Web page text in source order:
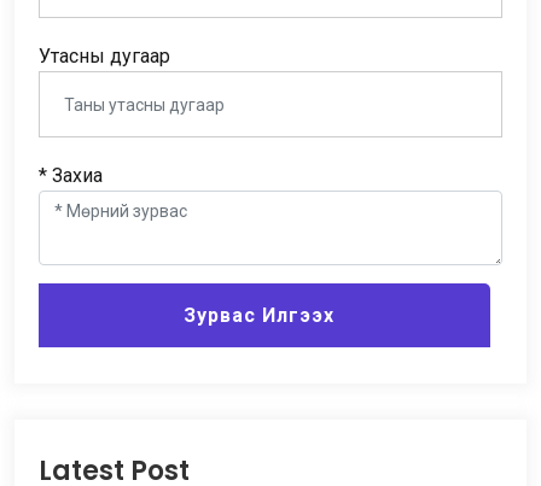
Утасны дугаар
* Захиа
Зурвас Илгээх
Latest Post